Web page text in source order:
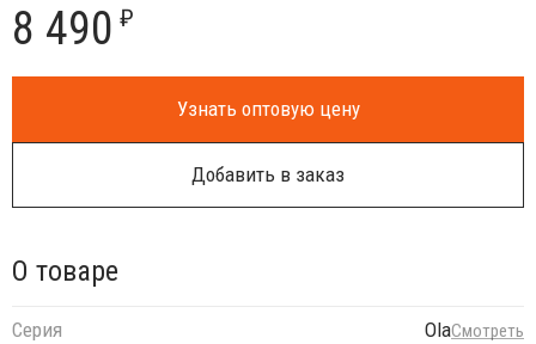
8 490 ₽
Узнать оптовую цену
Добавить в заказ
О товаре
Серия OlaСмотреть